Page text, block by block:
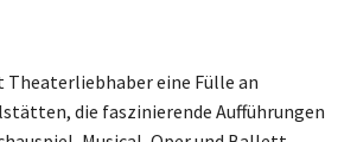
Theaterliebhaber eine Fülle an
die faszinierende Aufführungen